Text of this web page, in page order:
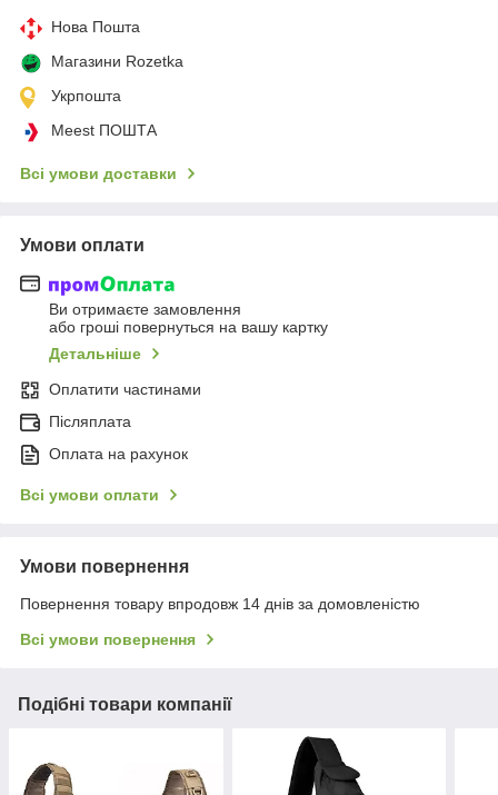
Нова Пошта
Магазини Rozetka
Укрпошта
Meest ПОШТА
Всі умови доставки
Умови оплати
Ви отримаєте замовлення
або гроші повернуться на вашу картку
Детальніше
Оплатити частинами
Післяплата
Оплата на рахунок
Всі умови оплати
Умови повернення
Повернення товару впродовж 14 днів за домовленістю
Всі умови повернення
Подібні товари компанії